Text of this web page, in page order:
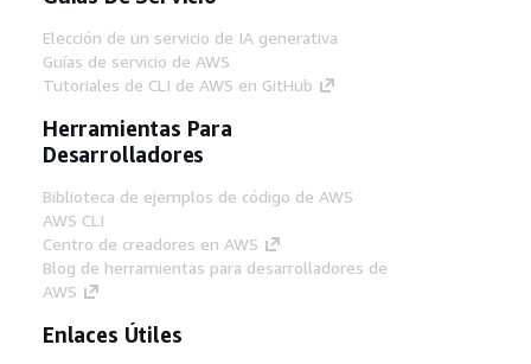
Elección de un servicio de IA generativa
Guías de servicio de AWS
Tutoriales de CLI de AWS en GitHub
Herramientas Para
Desarrolladores
Biblioteca de ejemplos de código de AWS
AWS CLI
Centro de creadores en AWS
Blog de herramientas para desarrolladores de
AWS
Enlaces Útiles